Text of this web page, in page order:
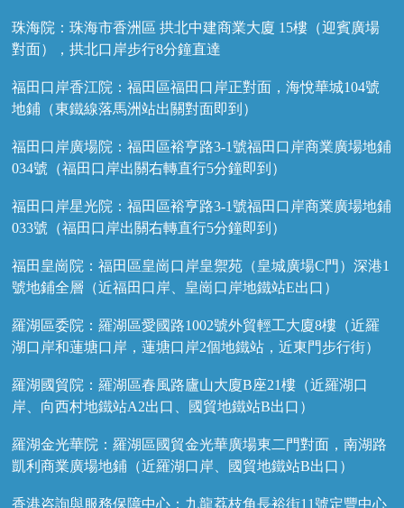
珠海院：珠海市香洲區 拱北中建商業大廈 15樓（迎賓廣場
對面），拱北口岸步行8分鐘直達
福田口岸香江院：福田區福田口岸正對面，海悅華城104號
地鋪（東鐵線落馬洲站出關對面即到）
福田口岸廣場院：福田區裕亨路3-1號福田口岸商業廣場地鋪
034號（福田口岸出關右轉直行5分鐘即到）
福田口岸星光院：福田區裕亨路3-1號福田口岸商業廣場地鋪
033號（福田口岸出關右轉直行5分鐘即到）
福田皇崗院：福田區皇崗口岸皇禦苑（皇城廣場C門）深港1
號地鋪全層（近福田口岸、皇崗口岸地鐵站E出口）
羅湖區委院：羅湖區愛國路1002號外貿輕工大廈8樓（近羅
湖口岸和蓮塘口岸，蓮塘口岸2個地鐵站，近東門步行街）
羅湖國貿院：羅湖區春風路廬山大廈B座21樓（近羅湖口
岸、向西村地鐵站A2出口、國貿地鐵站B出口）
羅湖金光華院：羅湖區國貿金光華廣場東二門對面，南湖路
凱利商業廣場地鋪（近羅湖口岸、國貿地鐵站B出口）
香港咨詢與服務保障中心：九龍荔枝角長裕街11號定豐中心